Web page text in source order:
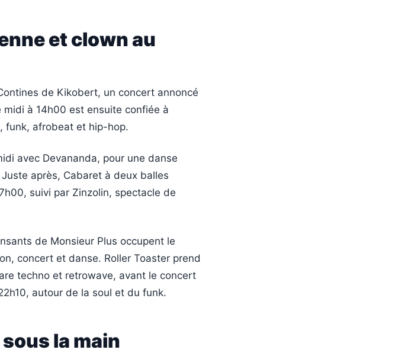
et clown au
de Kikobert, un concert annoncé
à 14h00 est ensuite confiée à
funk, afrobeat et hip-hop.
avec Devananda, pour une danse
après, Cabaret à deux balles
suivi par Zinzolin, spectacle de
de Monsieur Plus occupent le
concert et danse. Roller Toaster prend
techno et retrowave, avant le concert
autour de la soul et du funk.
la main